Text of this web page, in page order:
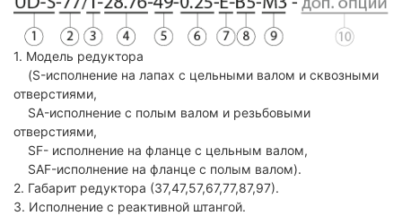
1. Модель редуктора
(S-исполнение на лапах с цельными валом и сквозными
отверстиями,
SA-исполнение с полым валом и резьбовыми
отверстиями,
SF- исполнение на фланце с цельным валом,
SAF-исполнение на фланце с полым валом).
2. Габарит редуктора (37,47,57,67,77,87,97).
3. Исполнение с реактивной штангой.